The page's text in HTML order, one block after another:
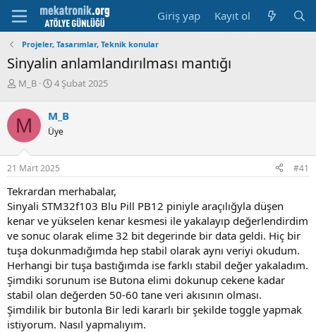
Giriş yap Kayıt ol
Projeler, Tasarımlar, Teknik konular
Sinyalin anlamlandırılması mantığı
K
n
u
y
u
b
a
l
a
t
a
n
M_B
B
l
a
a
t
r
i
h
i
4 Şubat 2025
M M_B
Üye
21 Mart 2025 #41
Tekrardan merhabalar,
Sinyali STM32f103 Blu Pill PB12 piniyle araçılığyla düşen
kenar ve yükselen kenar kesmesi ile yakalayıp değerlendirdim
ve sonuc olarak elime 32 bit degerinde bir data geldi. Hiç bir
tuşa dokunmadığımda hep stabil olarak aynı veriyi okudum.
Herhangi bir tuşa bastığımda ise farklı stabil değer yakaladım.
Şimdiki sorunum ise Butona elimi dokunup cekene kadar
stabil olan değerden 50-60 tane veri akısının olması.
Şimdilik bir butonla Bir ledi kararlı bir şekilde toggle yapmak
istiyorum. Nasıl yapmalıyım.